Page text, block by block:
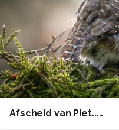
Afscheid van Piet.....